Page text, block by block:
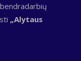
„Alytaus